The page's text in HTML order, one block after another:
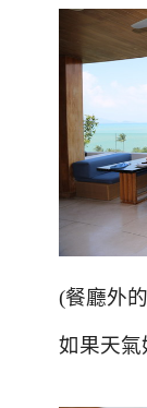
(餐廳外
如果天氣